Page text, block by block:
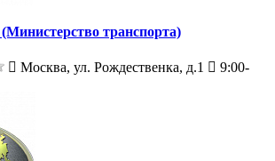
транспорта)
Москва, ул. Рождественка, д.1
9:00-